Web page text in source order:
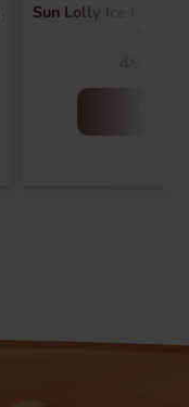
Sun Lolly Ice Lollies